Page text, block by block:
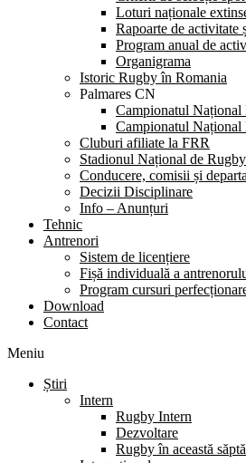
Loturi naționale
Rapoarte de activitate
Program anual de
Organigrama
Istoric Rugby în Romania
Palmares CN
Campionatul
Campionatul Național
Cluburi afiliate la FRR
Stadionul Național de
Conducere, comisii și
Decizii Disciplinare
Info – Anunțuri
Tehnic
Antrenori
Sistem de licențiere
Fișă individuală a
Program cursuri
Download
Contact
Meniu
Știri
Intern
Rugby Intern
Dezvoltare
Rugby în această